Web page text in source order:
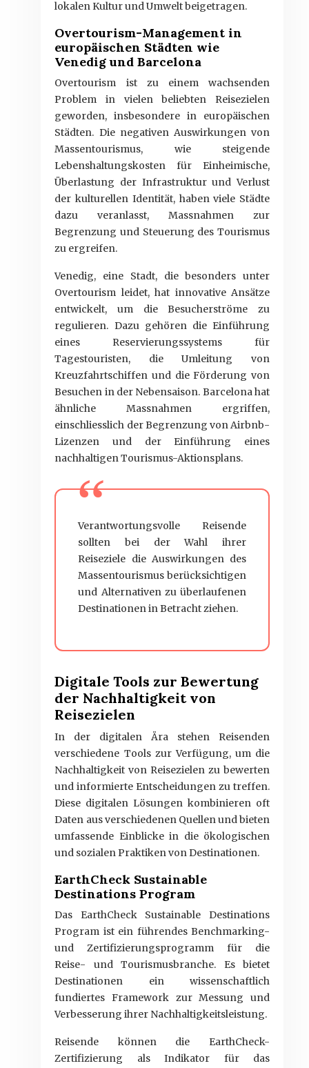
lokalen Kultur und Umwelt beigetragen.
Overtourism-Management in
europäischen Städten wie
Venedig und Barcelona
Overtourism ist zu einem wachsenden
Problem in vielen beliebten Reisezielen
geworden, insbesondere in europäischen
Städten. Die negativen Auswirkungen von
Massentourismus, wie steigende
Lebenshaltungskosten für Einheimische,
Überlastung der Infrastruktur und Verlust
der kulturellen Identität, haben viele Städte
dazu veranlasst, Massnahmen zur
Begrenzung und Steuerung des Tourismus
zu ergreifen.
Venedig, eine Stadt, die besonders unter
Overtourism leidet, hat innovative Ansätze
entwickelt, um die Besucherströme zu
regulieren. Dazu gehören die Einführung
eines Reservierungssystems für
Tagestouristen, die Umleitung von
Kreuzfahrtschiffen und die Förderung von
Besuchen in der Nebensaison. Barcelona hat
ähnliche Massnahmen ergriffen,
einschliesslich der Begrenzung von Airbnb-
Lizenzen und der Einführung eines
nachhaltigen Tourismus-Aktionsplans.
Verantwortungsvolle Reisende
sollten bei der Wahl ihrer
Reiseziele die Auswirkungen des
Massentourismus berücksichtigen
und Alternativen zu überlaufenen
Destinationen in Betracht ziehen.
Digitale Tools zur Bewertung
der Nachhaltigkeit von
Reisezielen
In der digitalen Ära stehen Reisenden
verschiedene Tools zur Verfügung, um die
Nachhaltigkeit von Reisezielen zu bewerten
und informierte Entscheidungen zu treffen.
Diese digitalen Lösungen kombinieren oft
Daten aus verschiedenen Quellen und bieten
umfassende Einblicke in die ökologischen
und sozialen Praktiken von Destinationen.
EarthCheck Sustainable
Destinations Program
Das EarthCheck Sustainable Destinations
Program ist ein führendes Benchmarking-
und Zertifizierungsprogramm für die
Reise- und Tourismusbranche. Es bietet
Destinationen ein wissenschaftlich
fundiertes Framework zur Messung und
Verbesserung ihrer Nachhaltigkeitsleistung.
Reisende können die EarthCheck-
Zertifizierung als Indikator für das